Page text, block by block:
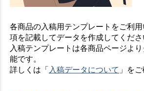
各商品の入稿用テンプレートをご利
項を記載してデータを作成してくださ
入稿テンプレートは各商品ページよ
能です。
詳しくは「 入稿データについて 」を